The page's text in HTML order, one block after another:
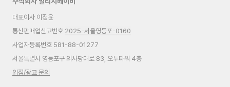
대표이사 이정윤
통신판매업신고번호 2025-서울영등포-0160
사업자등록번호 581-88-01277
서울특별시 영등포구 의사당대로 83, 오투타워 4층
입점/광고 문의